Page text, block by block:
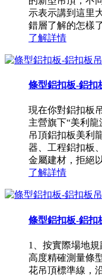
示表示講到這里
錯層了解的怎樣
了解詳情
條型鋁扣板-鋁扣
現在你對鋁扣板
主營旗下“美利
吊頂鋁扣板美利
器、工程鋁扣板
金屬建材，拒絕
了解詳情
條型鋁扣板-鋁扣
1、按實際場地
高度精確測量條
花吊頂標準線，